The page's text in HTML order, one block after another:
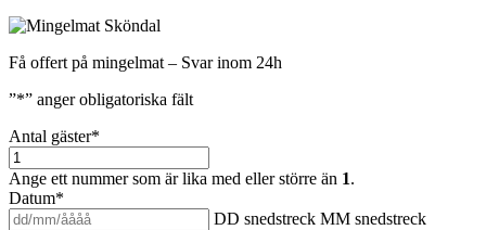
Få offert på mingelmat – Svar inom 24h
”*” anger obligatoriska fält
Antal gäster*
Ange ett nummer som är lika med eller större än 1.
Datum*
DD snedstreck MM snedstreck